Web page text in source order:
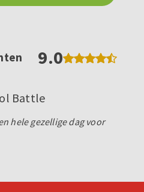
9.0
Battle
hele gezellige dag voor